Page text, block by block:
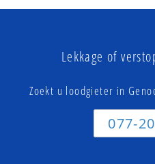
Lekkage of
Zoekt u loodgieter in
077-